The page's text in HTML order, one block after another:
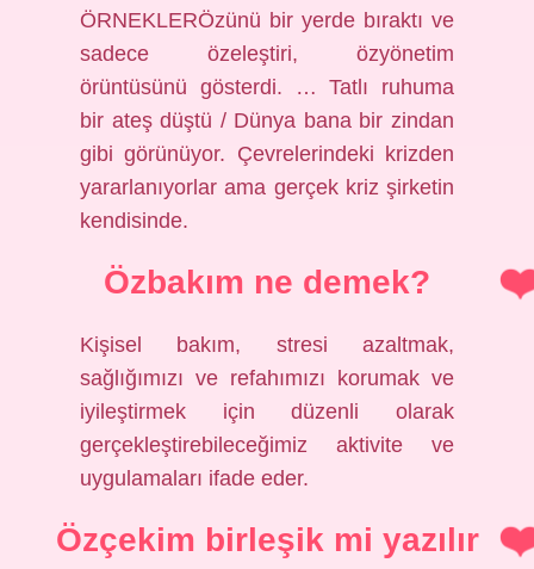
ÖRNEKLERÖzünü bir yerde bıraktı ve
sadece özeleştiri, özyönetim
örüntüsünü gösterdi. … Tatlı ruhuma
bir ateş düştü / Dünya bana bir zindan
gibi görünüyor. Çevrelerindeki krizden
yararlanıyorlar ama gerçek kriz şirketin
kendisinde.
Özbakım ne demek?
Kişisel bakım, stresi azaltmak,
sağlığımızı ve refahımızı korumak ve
iyileştirmek için düzenli olarak
gerçekleştirebileceğimiz aktivite ve
uygulamaları ifade eder.
Özçekim birleşik mi yazılır